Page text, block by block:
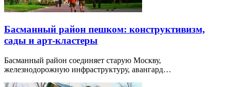
Басманный район пешком: конструктивизм,
сады и арт-кластеры
Басманный район соединяет старую Москву,
железнодорожную инфраструктуру, авангард…